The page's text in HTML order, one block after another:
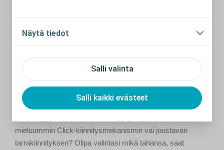
Salli valinta
Salli kaikki evästeet
Näytä tiedot
Mikä on sinulle sopivin
paksusuoliavannesidos?
Valitsetko mieluummin 1- vai 2-osaisen avannesidoksen,
mieluummin Click-kiinnitysmekanismin vai joustavan
tarrakiinnityksen? Olipa valintasi mikä tahansa, saat